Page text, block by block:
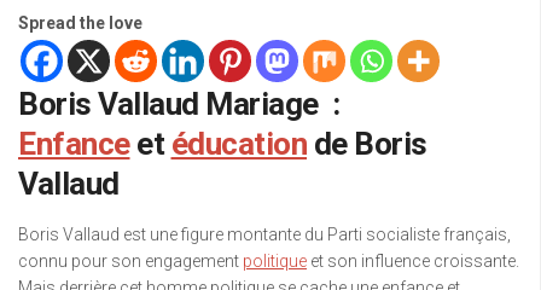
Spread the love
Boris Vallaud Mariage :
Enfanceet éducation de Boris
Vallaud
Boris Vallaud est une figure montante du Parti socialiste français,
connu pour son engagement politique et son influence croissante.